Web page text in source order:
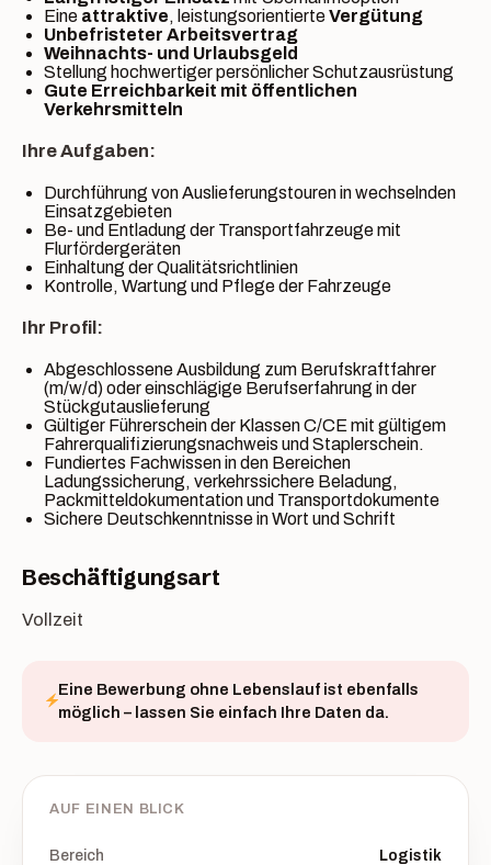
Eine attraktive, leistungsorientierteVergütung
Unbefristeter Arbeitsvertrag
Weihnachts- und Urlaubsgeld
Stellung hochwertiger persönlicher Schutzausrüstung
Gute Erreichbarkeit mit öffentlichen
Verkehrsmitteln
Ihre Aufgaben:
Durchführung von Auslieferungstouren in wechselnden
Einsatzgebieten
Be- und Entladung der Transportfahrzeuge mit
Flurfördergeräten
Einhaltung der Qualitätsrichtlinien
Kontrolle, Wartung und Pflege der Fahrzeuge
Ihr Profil:
Abgeschlossene Ausbildung zum Berufskraftfahrer
(m/w/d) oder einschlägige Berufserfahrung in der
Stückgutauslieferung
Gültiger Führerschein der Klassen C/CE mit gültigem
Fahrerqualifizierungsnachweis und Staplerschein.
Fundiertes Fachwissen in den Bereichen
Ladungssicherung, verkehrssichere Beladung,
Packmitteldokumentation und Transportdokumente
Sichere Deutschkenntnisse in Wort und Schrift
Beschäftigungsart
Vollzeit
Eine Bewerbung ohne Lebenslauf ist ebenfalls
möglich – lassen Sie einfach Ihre Daten da.
AUF EINEN BLICK
Bereich Logistik